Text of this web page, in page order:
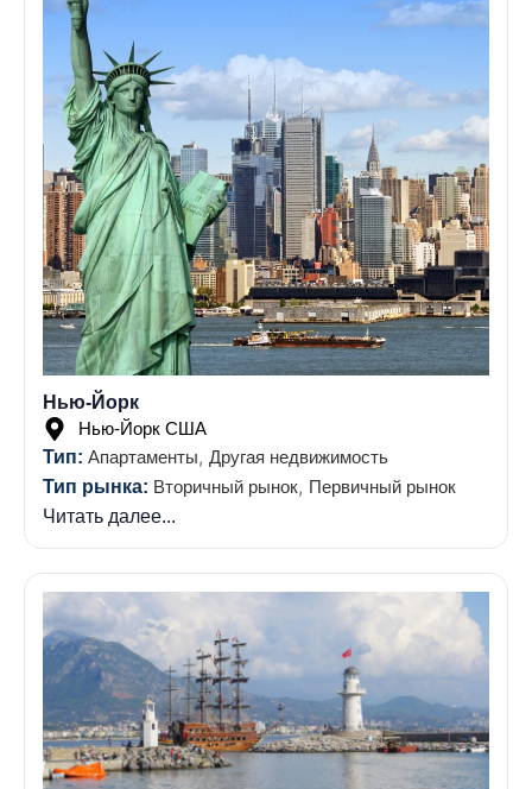
Нью-Йорк
Нью-Йорк США
Тип: Апартаменты, Другая недвижимость
Тип рынка: Вторичный рынок, Первичный рынок
Читать далее...